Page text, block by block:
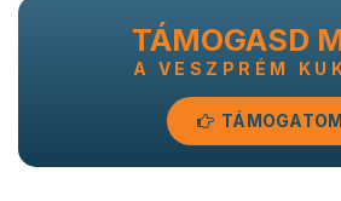
TÁMOGASD
A VESZPRÉM
TÁMOGATOM